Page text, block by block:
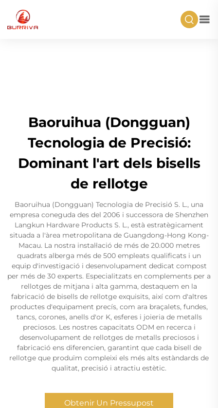
Baoruihua (Dongguan)
Tecnologia de Precisió:
Dominant l'art dels bisells
de rellotge
Baoruihua (Dongguan) Tecnologia de Precisió S. L., una
empresa coneguda des del 2006 i successora de Shenzhen
Langkun Hardware Products S. L., està estratègicament
situada a l'àrea metropolitana de Guangdong-Hong Kong-
Macau. La nostra instal·lació de més de 20.000 metres
quadrats alberga més de 500 empleats qualificats i un
equip d'investigació i desenvolupament dedicat compost
per més de 30 experts. Especialitzats en complements per a
rellotges de mitjana i alta gamma, destaquem en la
fabricació de bisells de rellotge exquisits, així com d'altres
productes d'equipament precís, com ara braçalets, fundes,
tancs, corones, anells d'or K, esferes i joieria de metalls
preciosos. Les nostres capacitats ODM en recerca i
desenvolupament de rellotges de metalls preciosos i
fabricació ens diferencien, garantint que cada bisell de
rellotge que produïm compleixi els més alts estàndards de
qualitat, precisió i atractiu estètic.
Obtenir Un Pressupost